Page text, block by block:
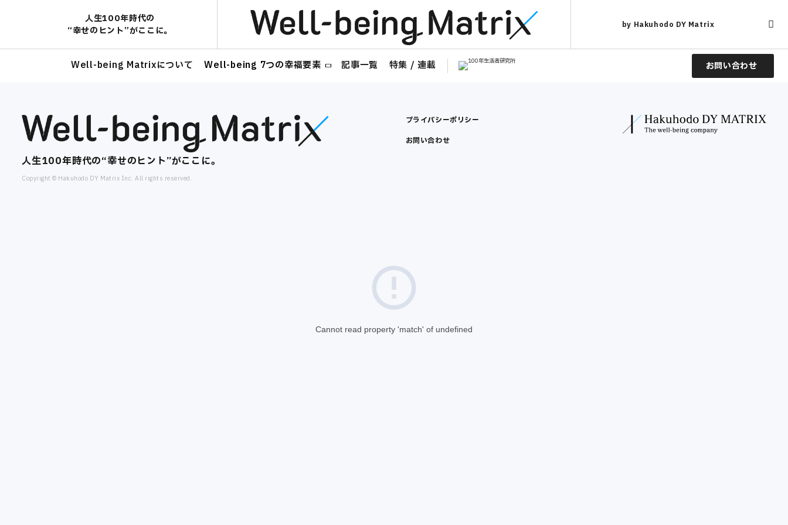
人生100年時代の​
“幸せのヒント”がここに。​
by Hakuhodo DY Matrix
Well-being Matrixについて Well-being 7つの幸福要素 記事一覧 特集 / 連載 お問い合わせ
Cannot read property 'match' of undefined
人生100年時代の​“幸せのヒント”がここに。​
プライバシーポリシー
お問い合わせ
Copyright © Hakuhodo DY Matrix Inc. All rights reserved.